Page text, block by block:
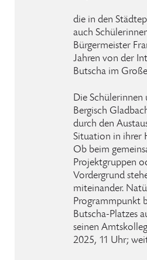
die in den
auch
Bürgermeister
Jahren von der
Butscha im
Die Schülerinnen
Bergisch
durch den
Situation in ihrer
Ob beim
Projektgruppen
Vordergrund
miteinander.
Programmpunkt
Butscha-Platzes
seinen
2025, 11 Uhr;